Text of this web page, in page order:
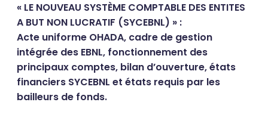
« LE NOUVEAU SYSTÈME COMPTABLE DES ENTITES
A BUT NON LUCRATIF (SYCEBNL) » :
Acte uniforme OHADA, cadre de gestion
intégrée des EBNL, fonctionnement des
principaux comptes, bilan d’ouverture, états
financiers SYCEBNL et états requis par les
bailleurs de fonds.